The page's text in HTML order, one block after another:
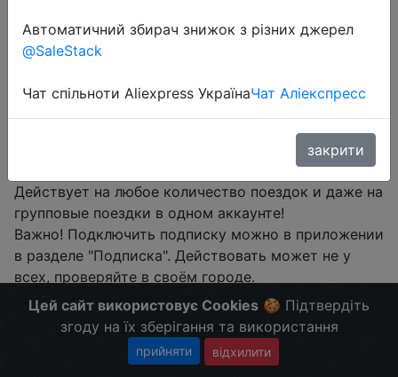
В сервисе проката самокатов WHOOSH появилась
подписка на бесплатный старт на 7 или 30 дней.
Действует на любое количество поездок и даже на
групповые поездки в одном аккаунте!
Важно! Подключить подписку можно в приложении
в разделе "Подписка". Действовать может не у
всех, проверяйте в своём городе.
Больше скидок в telegramt.me/ChinaGoodBuy
Цей сайт використовує Cookies 🍪 Підтвердіть
згоду на їх зберігання та використання
прийняти відхилити
Автоматичний збирач знижок з різних джерел
@SaleStack
Чат спільноти Aliexpress УкраїнаЧат Аліекспресс
закрити